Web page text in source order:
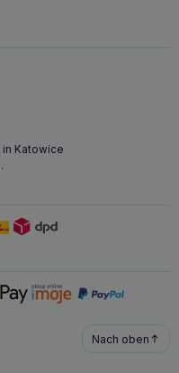
Katowice
Nach oben